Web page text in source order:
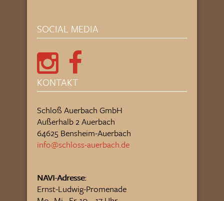
SOCIAL MEDIA
KONTAKT
Schloß Auerbach GmbH
Außerhalb 2 Auerbach
64625 Bensheim-Auerbach
info@schloss-auerbach.de
NAVI-Adresse:
Ernst-Ludwig-Promenade